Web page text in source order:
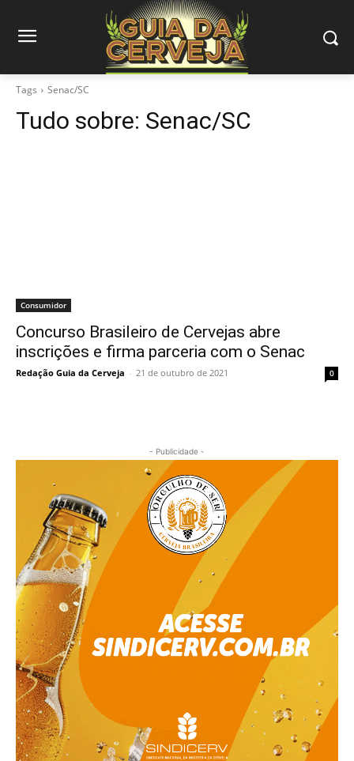
Tags Senac/SC
Tudo sobre: Senac/SC
Consumidor
Concurso Brasileiro de Cervejas abre
inscrições e firma parceria com o Senac
Redação Guia da Cerveja - 21 de outubro de 2021 0
- Publicidade -